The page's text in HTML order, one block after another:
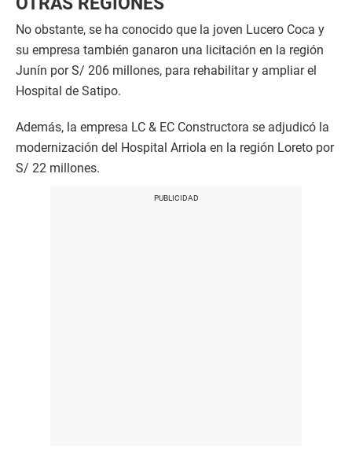
No obstante, se ha conocido que la joven Lucero Coca y
su empresa también ganaron una licitación en la región
Junín por S/ 206 millones, para rehabilitar y ampliar el
Hospital de Satipo.
Además, la empresa LC & EC Constructora se adjudicó la
modernización del Hospital Arriola en la región Loreto por
S/ 22 millones.